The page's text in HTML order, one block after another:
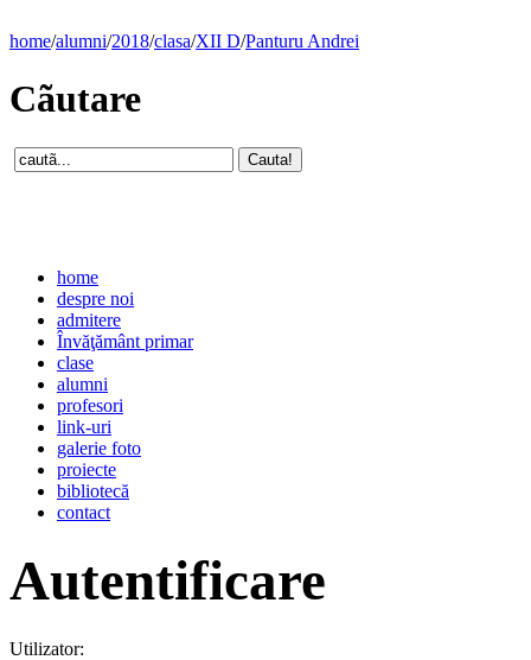
home/alumni/2018/clasa/XII D/Panturu Andrei
Cãutare
home
despre noi
admitere
Învăţământ primar
clase
alumni
profesori
link-uri
galerie foto
proiecte
bibliotecă
contact
Autentificare
Utilizator: